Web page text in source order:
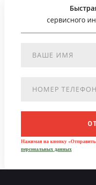
сервисного
Нажимая на кнопку
персональных данных